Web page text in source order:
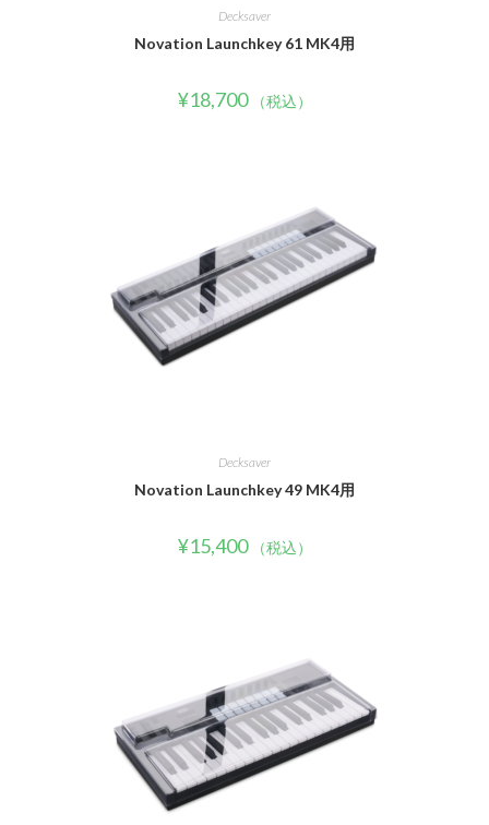
Decksaver
Novation Launchkey 61 MK4用
¥18,700 （税込）
Decksaver
Novation Launchkey 49 MK4用
¥15,400 （税込）